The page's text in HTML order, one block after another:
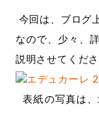
今回は、ブログ
なので、少々、
説明させてくださ
表紙の写真は、